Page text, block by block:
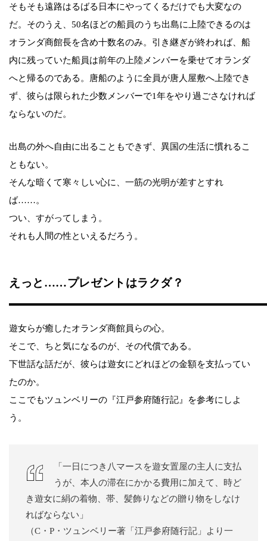
そもそも遠路はるばる日本にやってくるだけでも大変なの
だ。そのうえ、50名ほどの船員のうち出島に上陸できるのは
オランダ商館長を含め十数名のみ。引き継ぎが終われば、船
内に残っていた船員は前年の上陸メンバーを乗せてオランダ
へと帰るのである。唐船のように全員が唐人屋敷へ上陸でき
ず、彼らは限られた少数メンバーで1年をやり過ごさなければ
ならないのだ。
出島の外へ自由に出ることもできず、異国の生活に慣れるこ
ともない。
そんな暗くて寒々しい心に、一筋の光明が差すとすれ
ば……。
つい、すがってしまう。
それも人間の性といえるだろう。
えっと……プレゼントはラクダ？
遊女らが癒したオランダ商館員らの心。
そこで、ちと気になるのが、その代償である。
下世話な話だが、彼らは遊女にどれほどの金額を支払ってい
たのか。
ここでもツュンベリーの『江戸参府随行記』を参考にしよ
う。
「一日につき八マースを遊女置屋の主人に支払
うが、本人の滞在にかかる費用に加えて、時ど
き遊女に絹の着物、帯、髪飾りなどの贈り物をしなけ
ればならない」
（C・P・ツュンベリー著「江戸参府随行記」より一